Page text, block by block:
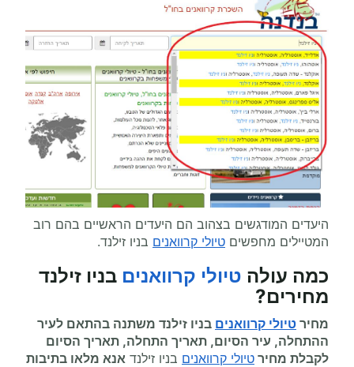
היעדים המודגשים בצהוב הם היעדים הראשיים בהם רוב
המטיילים מחפשים טיולי קרוואנים בניו זילנד.
כמה עולה טיולי קרוואנים בניו זילנד
מחירים?
מחיר טיולי קרוואנים בניו זילנד משתנה בהתאם לעיר
ההתחלה, עיר הסיום, תאריך התחלה, תאריך הסיום
לקבלת מחיר טיולי קרוואנים בניו זילנד אנא מלאו בתיבות